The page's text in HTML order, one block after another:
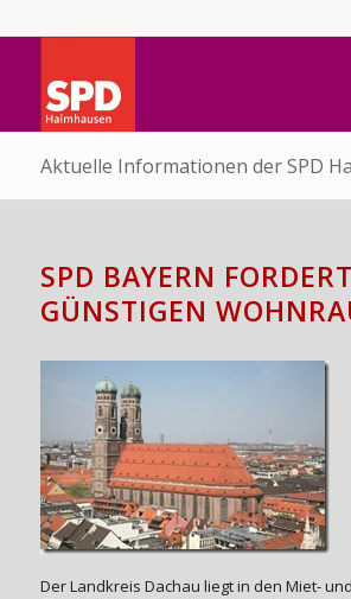
Aktuelle Informationen der SPD
SPD BAYERN FORDERT
GÜNSTIGEN
Der Landkreis Dachau liegt in den Miet- und